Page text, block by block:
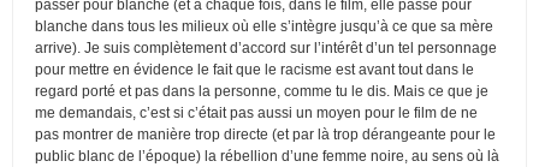
passer pour blanche (et à chaque fois, dans le film, elle passe pour
blanche dans tous les milieux où elle s’intègre jusqu’à ce que sa mère
arrive). Je suis complètement d’accord sur l’intérêt d’un tel personnage
pour mettre en évidence le fait que le racisme est avant tout dans le
regard porté et pas dans la personne, comme tu le dis. Mais ce que je
me demandais, c’est si c’était pas aussi un moyen pour le film de ne
pas montrer de manière trop directe (et par là trop dérangeante pour le
public blanc de l’époque) la rébellion d’une femme noire, au sens où là